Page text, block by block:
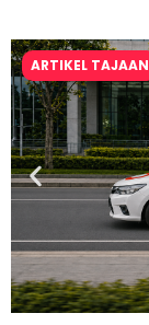
ARTIKEL TAJAAN